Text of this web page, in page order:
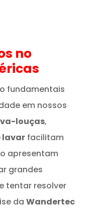
no
fundamentais
em nossos
louças,
lavarfacilitam
apresentam
grandes
tentar resolver
da Wandertec